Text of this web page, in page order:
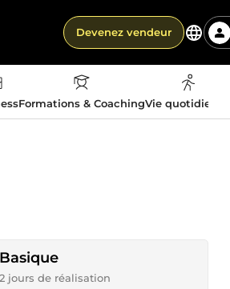
Devenez vendeur
Formations & CoachingVie
Basique
2 jours de réalisation